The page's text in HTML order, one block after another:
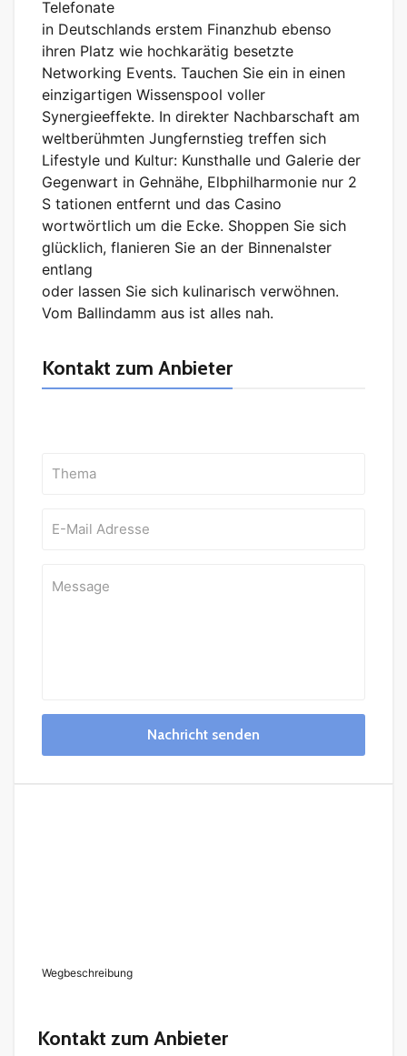
Telefonate
in Deutschlands erstem Finanzhub ebenso
ihren Platz wie hochkarätig besetzte
Networking Events. Tauchen Sie ein in einen
einzigartigen Wissenspool voller
Synergieeffekte. In direkter Nachbarschaft am
weltberühmten Jungfernstieg treffen sich
Lifestyle und Kultur: Kunsthalle und Galerie der
Gegenwart in Gehnähe, Elbphilharmonie nur 2
S tationen entfernt und das Casino
wortwörtlich um die Ecke. Shoppen Sie sich
glücklich, flanieren Sie an der Binnenalster
entlang
oder lassen Sie sich kulinarisch verwöhnen.
Vom Ballindamm aus ist alles nah.
Kontakt zum Anbieter
Nachricht senden
Wegbeschreibung
Kontakt zum Anbieter